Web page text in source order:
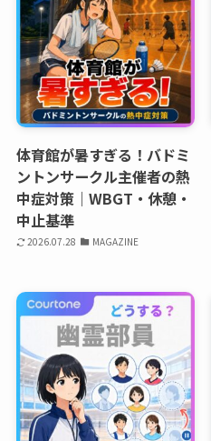
体育館が暑すぎる！バドミ
ントンサークル主催者の熱
中症対策｜WBGT・休憩・
中止基準
2026.07.28 MAGAZINE